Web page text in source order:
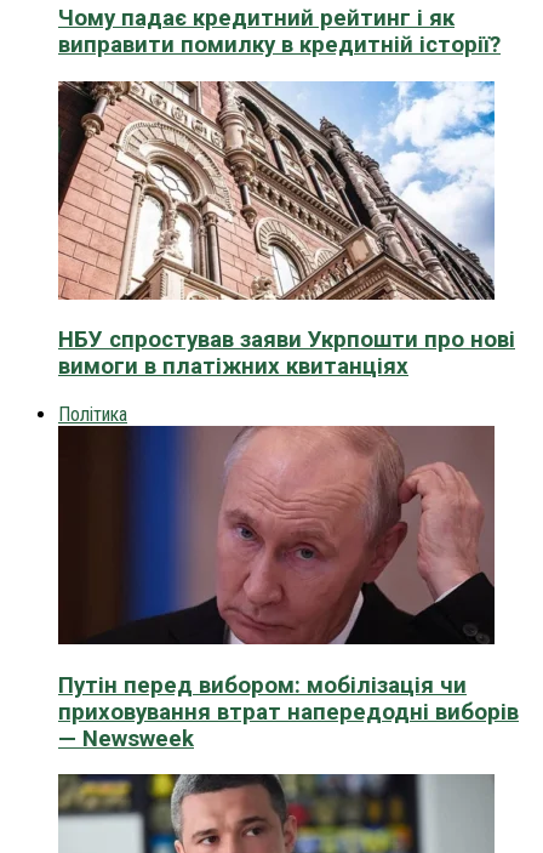
Чому падає кредитний рейтинг і як
виправити помилку в кредитній історії?
НБУ спростував заяви Укрпошти про нові
вимоги в платіжних квитанціях
Політика
Путін перед вибором: мобілізація чи
приховування втрат напередодні виборів
— Newsweek